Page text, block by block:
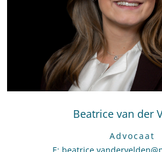
Beatrice van der
Advocaat